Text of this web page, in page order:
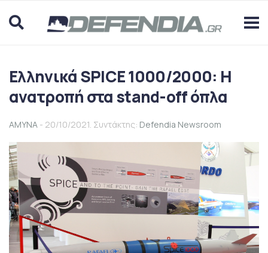
Ελληνικά SPICE 1000/2000: Η
ανατροπή στα stand-off όπλα
ΑΜΥΝΑ - 20/10/2021. Συντάκτης: Defendia Newsroom